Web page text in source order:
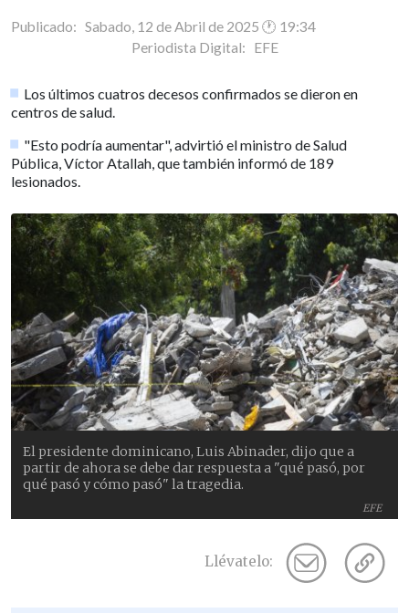
Publicado: Sabado, 12 de Abril de 2025 🕐 19:34
Periodista Digital: EFE
Los últimos cuatros decesos confirmados se dieron en
centros de salud.
"Esto podría aumentar", advirtió el ministro de Salud
Pública, Víctor Atallah, que también informó de 189
lesionados.
EFE
El presidente dominicano, Luis Abinader, dijo que a
partir de ahora se debe dar respuesta a "qué pasó, por
qué pasó y cómo pasó" la tragedia.
Llévatelo: